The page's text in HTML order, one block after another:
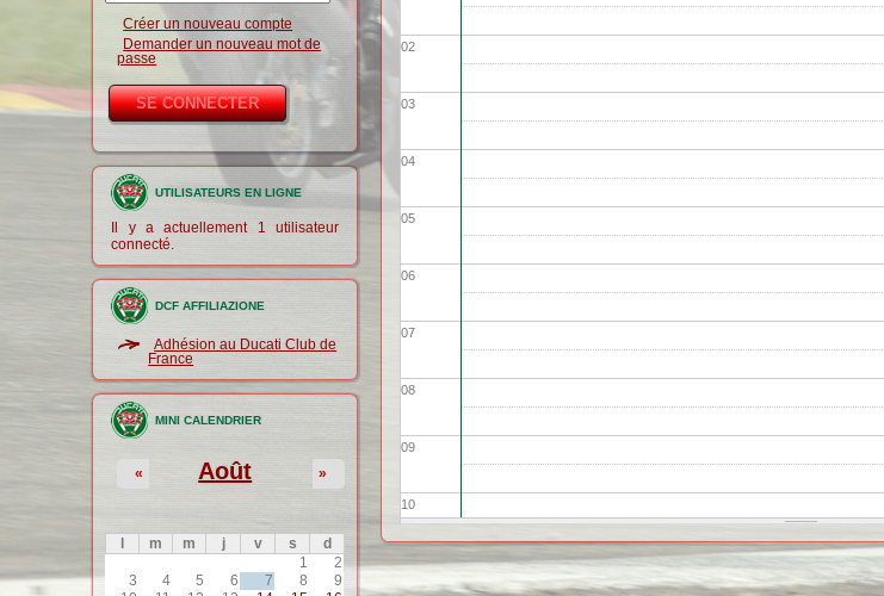
Créer un nouveau compte
Demander un nouveau mot de
passe
UTILISATEURS EN LIGNE
Il y a actuellement 1 utilisateur
connecté.
DCF AFFILIAZIONE
Adhésion au Ducati Club de
France
MINI CALENDRIER
Août
« »
m m j v s
d
1
2
3
4 5 6 7 8
9
02
03
04
05
06
07
08
09
10
11